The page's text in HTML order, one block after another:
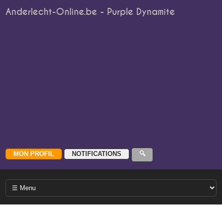
Anderlecht-Online.be - Purple Dynamite